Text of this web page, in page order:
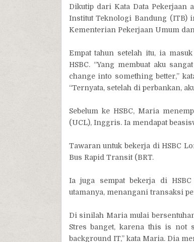
Dikutip dari Kata Data Pekerjaan
Institut Teknologi Bandung (ITB)
Kementerian Pekerjaan Umum
Empat tahun setelah itu, ia
HSBC. “Yang membuat aku
change into something better,”
“Ternyata, setelah di perbankan,
Sebelum ke HSBC, Maria
(UCL), Inggris. Ia mendapat
Tawaran untuk bekerja di HSBC
Bus Rapid Transit (BRT.
Ia juga sempat bekerja di
utamanya, menangani transaksi
Di sinilah Maria mulai
Stres banget, karena this is not
background IT,” kata Maria. Dia